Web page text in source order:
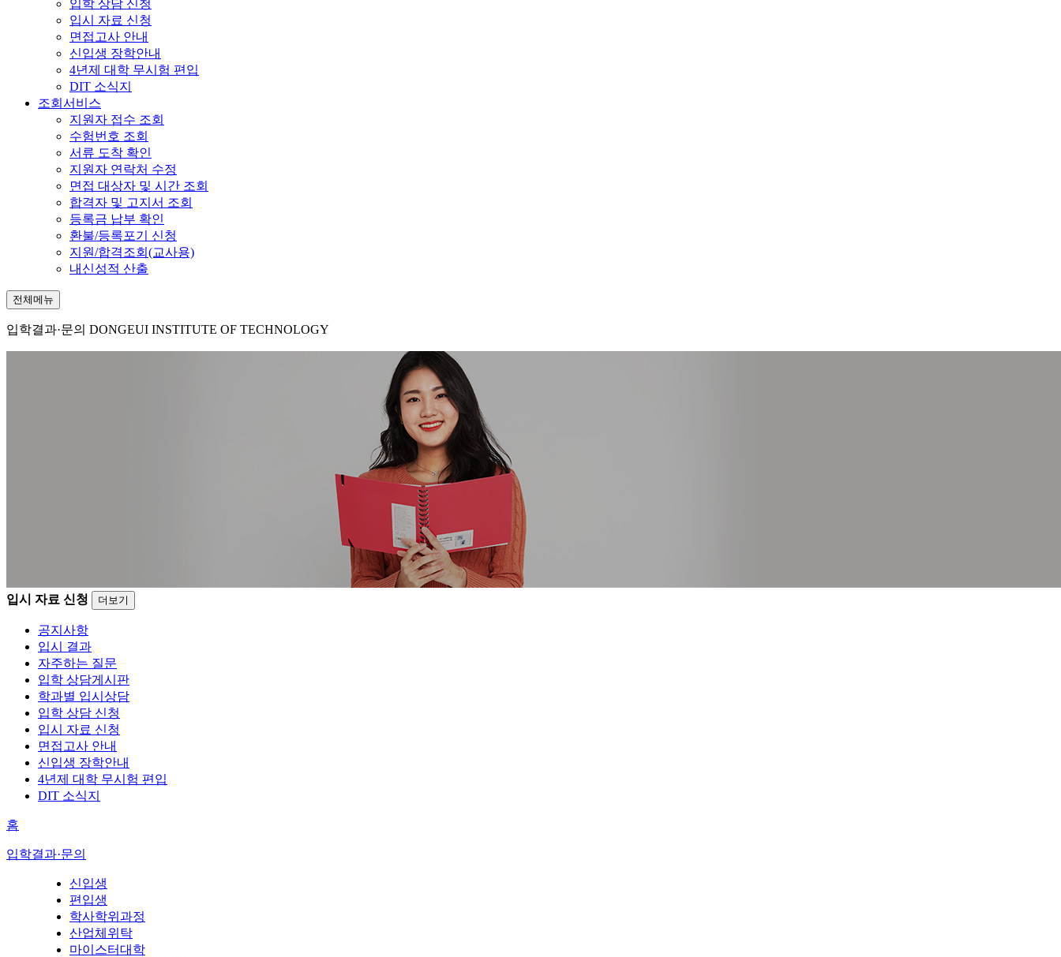
입학 상담 신청
입시 자료 신청
면접고사 안내
신입생 장학안내
4년제 대학 무시험 편입
DIT 소식지
조회서비스
지원자 접수 조회
수험번호 조회
서류 도착 확인
지원자 연락처 수정
면접 대상자 및 시간 조회
합격자 및 고지서 조회
등록금 납부 확인
환불/등록포기 신청
지원/합격조회(교사용)
내신성적 산출
전체메뉴
입학결과·문의 DONGEUI INSTITUTE OF TECHNOLOGY
입시 자료 신청 더보기
공지사항
입시 결과
자주하는 질문
입학 상담게시판
학과별 입시상담
입학 상담 신청
입시 자료 신청
면접고사 안내
신입생 장학안내
4년제 대학 무시험 편입
DIT 소식지
홈
입학결과·문의
신입생
편입생
학사학위과정
산업체위탁
마이스터대학